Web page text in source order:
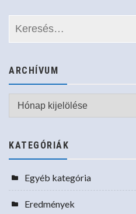
ARCHÍVUM
Archívum
KATEGÓRIÁK
Egyéb kategória
Eredmények